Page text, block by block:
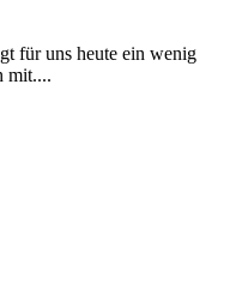
für uns heute ein wenig
mit....